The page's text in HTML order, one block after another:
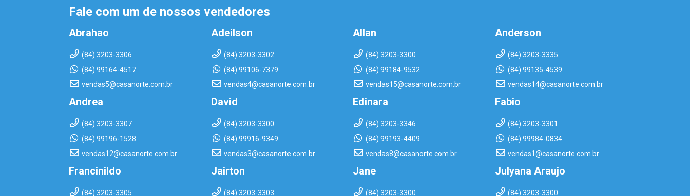
Fale com um de nossos vendedores
Abrahao
(84) 3203-3306
(84) 99164-4517
vendas5@casanorte.com.br
Adeilson
(84) 3203-3302
(84) 99106-7379
vendas4@casanorte.com.br
Allan
(84) 3203-3300
(84) 99184-9532
vendas15@casanorte.com.br
Anderson
(84) 3203-3335
(84) 99135-4539
vendas14@casanorte.com.br
Andrea
(84) 3203-3307
(84) 99196-1528
vendas12@casanorte.com.br
David
(84) 3203-3300
(84) 99916-9349
vendas3@casanorte.com.br
Edinara
(84) 3203-3346
(84) 99193-4409
vendas8@casanorte.com.br
Fabio
(84) 3203-3301
(84) 99984-0834
vendas1@casanorte.com.br
Francinildo
(84) 3203-3305
Jairton
(84) 3203-3303
Jane
(84) 3203-3300
Julyana Araujo
(84) 3203-3300